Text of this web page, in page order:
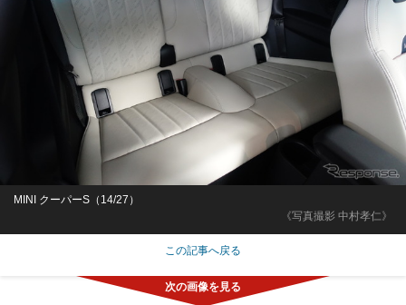
《写真撮影 中村孝仁》
MINI クーパーS（14/27）
この記事へ戻る